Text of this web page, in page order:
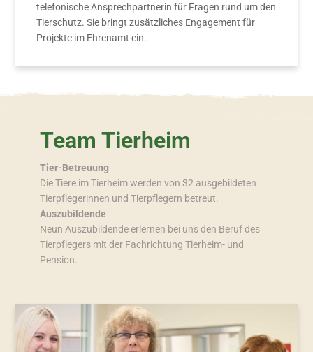
telefonische Ansprechpartnerin für Fragen rund um den
Tierschutz. Sie bringt zusätzliches Engagement für
Projekte im Ehrenamt ein.
Team Tierheim
Tier-Betreuung
Die Tiere im Tierheim werden von 32 ausgebildeten
Tierpflegerinnen und Tierpflegern betreut.
Auszubildende
Neun Auszubildende erlernen bei uns den Beruf des
Tierpflegers mit der Fachrichtung Tierheim- und
Pension.